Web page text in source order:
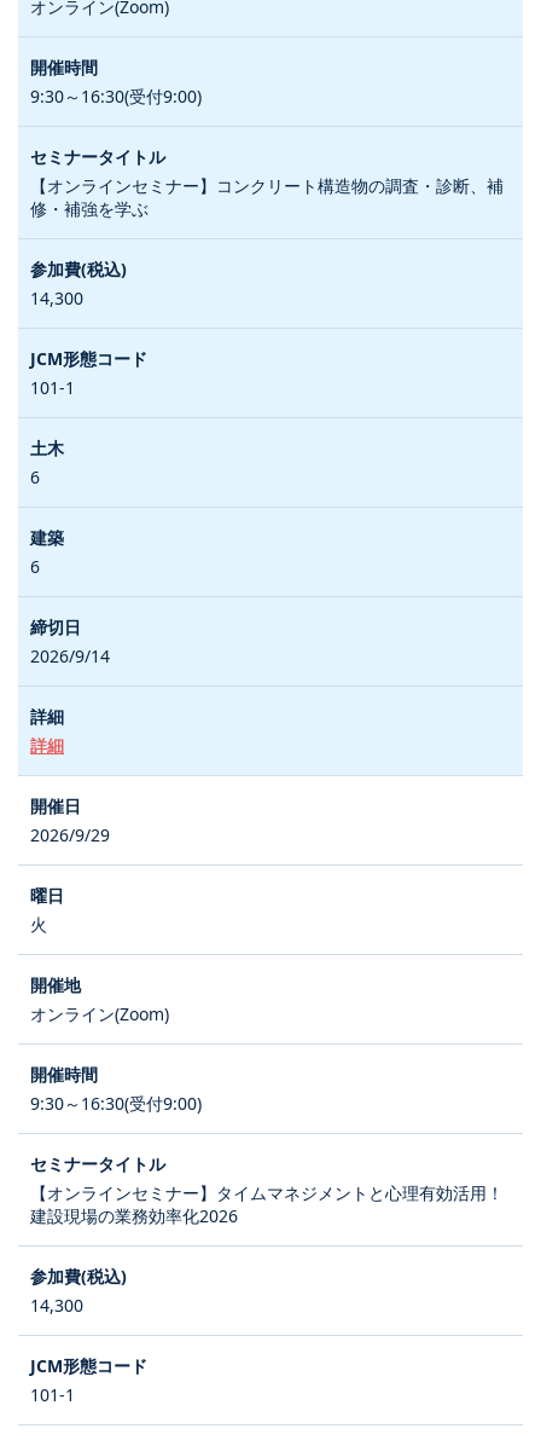
オンライン(Zoom)
9:30～16:30(受付9:00)
【オンラインセミナー】コンクリート構造物の調査・診断、補
修・補強を学ぶ
14,300
101-1
6
6
2026/9/14
詳細
2026/9/29
火
オンライン(Zoom)
9:30～16:30(受付9:00)
【オンラインセミナー】タイムマネジメントと心理有効活用！
建設現場の業務効率化2026
14,300
101-1